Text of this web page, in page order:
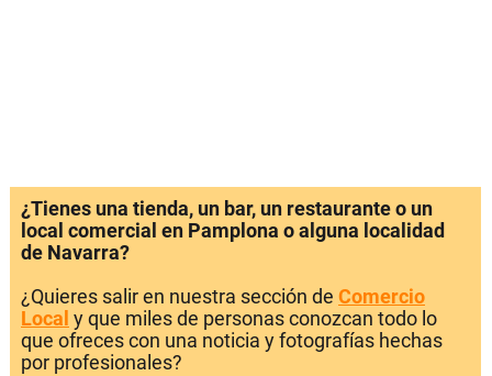
¿Tienes una tienda, un bar, un restaurante o un
local comercial en Pamplona o alguna localidad
de Navarra?
¿Quieres salir en nuestra sección de Comercio
Local y que miles de personas conozcan todo lo
que ofreces con una noticia y fotografías hechas
por profesionales?